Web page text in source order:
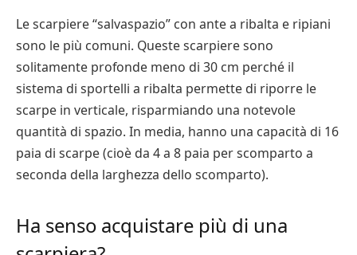
Le scarpiere “salvaspazio” con ante a ribalta e ripiani
sono le più comuni. Queste scarpiere sono
solitamente profonde meno di 30 cm perché il
sistema di sportelli a ribalta permette di riporre le
scarpe in verticale, risparmiando una notevole
quantità di spazio. In media, hanno una capacità di 16
paia di scarpe (cioè da 4 a 8 paia per scomparto a
seconda della larghezza dello scomparto).
Ha senso acquistare più di una